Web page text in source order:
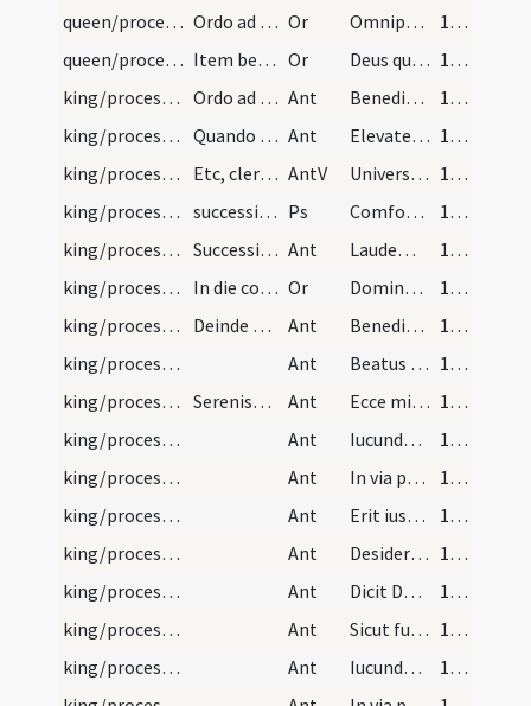
queen/procession/1
Ordo ad reginam consecrandam. Or Omnipotens sempiterne Deus fons et origo ... renovare dignatus est hunc mundum. Qui tecum vivit et gloriatur...
164 (119)
queen/procession/2
Item benedictio eiusdem ante altare Or Deus qui solus habes immortalitatem ... de captivitatis suae...
164 (119)
king/procession
Ordo ad coronandos regem et reginam Italiae. Dum… Ant Benedictus qui venit in nomine Domini
165 (120)
king/procession
Quando est prope ad introitum baldichini, elevetu… Ant Elevate signum in bonum ... prope est
166 (121)
king/procession
Etc, clerus respondeat AntV Universi qui te exspectant non confundentur
166 (121)
king/procession
successive cantetur psallenda Ps Comfortamini et iam nolite timere
166 (121)
king/procession
Successive usque ad palatium regis cantetur Ant Laudemus Patrem de caelis
166 (121)
king/procession
In die coronationis. Incipit ordo ad consecrandum… Or Dominus vobiscum. Omnipotens sempiterne Deus qui famulum tuum ... non recedat. Per Dominum nostrum
167 (122)
king/procession
Deinde deducitur rex ab episcopis cum processione… Ant Benedices coronam anni
167 (122)
king/procession
Ant Beatus homo
167 (122)
king/procession
Serenissimus rex cum pervenerit ad basilicam cons… Ant Ecce mitto angelum
167 (122)
king/procession
Ant Iucundus homo
167 (122)
king/procession
Ant In via peccatorum non stetit
167 (122)
king/procession
Ant Erit iustus
167 (122)
king/procession
Ant Desiderabiliora
167 (122)
king/procession
Ant Dicit Dominus super quem
167 (122)
king/procession
Ant Sicut fui cum Moyse etc.
167 (122)
king/procession
Ant Iucundus homo
167 (122)